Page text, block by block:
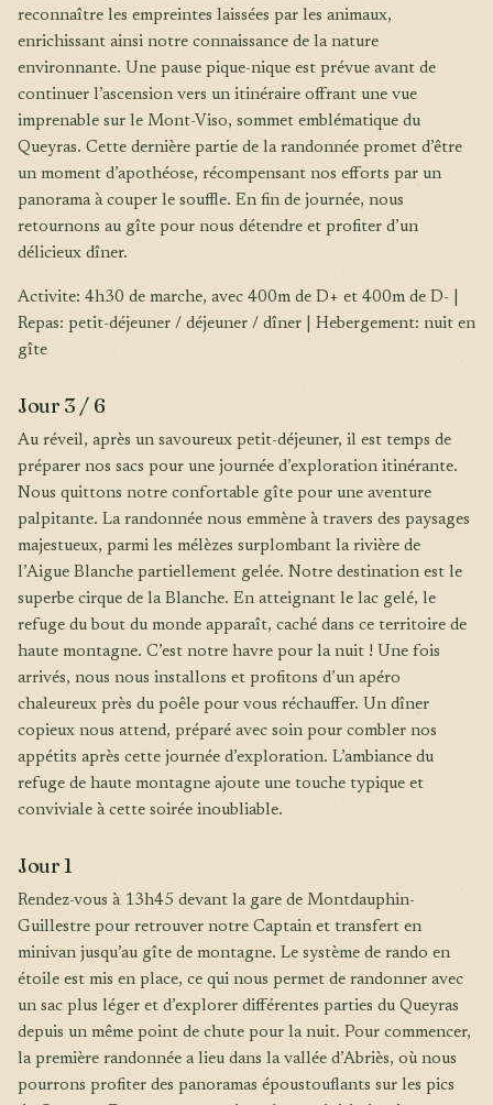
reconnaître les empreintes laissées par les animaux,
enrichissant ainsi notre connaissance de la nature
environnante. Une pause pique-nique est prévue avant de
continuer l’ascension vers un itinéraire offrant une vue
imprenable sur le Mont-Viso, sommet emblématique du
Queyras. Cette dernière partie de la randonnée promet d’être
un moment d’apothéose, récompensant nos efforts par un
panorama à couper le souffle. En fin de journée, nous
retournons au gîte pour nous détendre et profiter d’un
délicieux dîner.
Activite: 4h30 de marche, avec 400m de D+ et 400m de D- |
Repas: petit-déjeuner / déjeuner / dîner | Hebergement: nuit en
gîte
Jour 3 / 6
Au réveil, après un savoureux petit-déjeuner, il est temps de
préparer nos sacs pour une journée d’exploration itinérante.
Nous quittons notre confortable gîte pour une aventure
palpitante. La randonnée nous emmène à travers des paysages
majestueux, parmi les mélèzes surplombant la rivière de
l’Aigue Blanche partiellement gelée. Notre destination est le
superbe cirque de la Blanche. En atteignant le lac gelé, le
refuge du bout du monde apparaît, caché dans ce territoire de
haute montagne. C’est notre havre pour la nuit ! Une fois
arrivés, nous nous installons et profitons d’un apéro
chaleureux près du poêle pour vous réchauffer. Un dîner
copieux nous attend, préparé avec soin pour combler nos
appétits après cette journée d’exploration. L’ambiance du
refuge de haute montagne ajoute une touche typique et
conviviale à cette soirée inoubliable.
Jour 1
Rendez-vous à 13h45 devant la gare de Montdauphin-
Guillestre pour retrouver notre Captain et transfert en
minivan jusqu’au gîte de montagne. Le système de rando en
étoile est mis en place, ce qui nous permet de randonner avec
un sac plus léger et d’explorer différentes parties du Queyras
depuis un même point de chute pour la nuit. Pour commencer,
la première randonnée a lieu dans la vallée d’Abriès, où nous
pourrons profiter des panoramas époustouflants sur les pics